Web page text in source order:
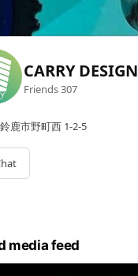
CARRY DESIGN
Friends307
鹿市野町西 1-2-5
media feed